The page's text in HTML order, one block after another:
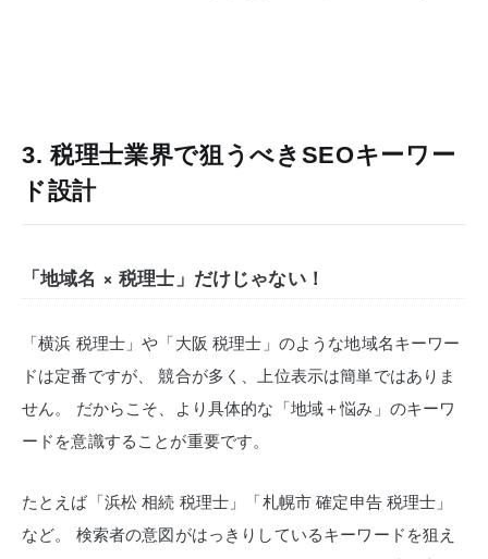
3. 税理士業界で狙うべきSEOキーワー
ド設計
「地域名 × 税理士」だけじゃない！
「横浜 税理士」や「大阪 税理士」のような地域名キーワー
ドは定番ですが、
競合が多く、上位表示は簡単ではありま
せん。
だからこそ、より具体的な「地域＋悩み」のキーワ
ードを意識することが重要です。
たとえば「浜松 相続 税理士」「札幌市 確定申告 税理士」
など。
検索者の意図がはっきりしているキーワードを狙え